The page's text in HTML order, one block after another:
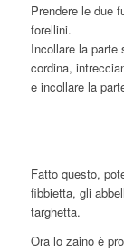
Prendere le due
forellini.
Incollare la parte
cordina,
e incollare la
Fatto questo,
fibbietta, gli
targhetta.
Ora lo zaino è